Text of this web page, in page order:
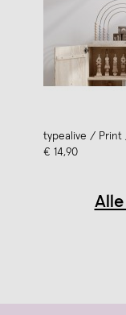
typealive / Print
€ 14,90